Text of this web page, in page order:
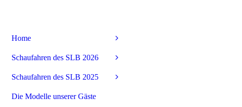
Home
Schaufahren des SLB 2026
Schaufahren des SLB 2025
Die Modelle unserer Gäste